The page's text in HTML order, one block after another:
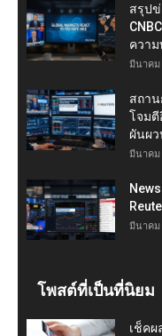
สรุปข่
ควา
มีนาคม
สถาน
โจม
ผันผว
มีนาคม
มีนาคม
โพสต์ที่เป็นที่นิยม
เช็คผ